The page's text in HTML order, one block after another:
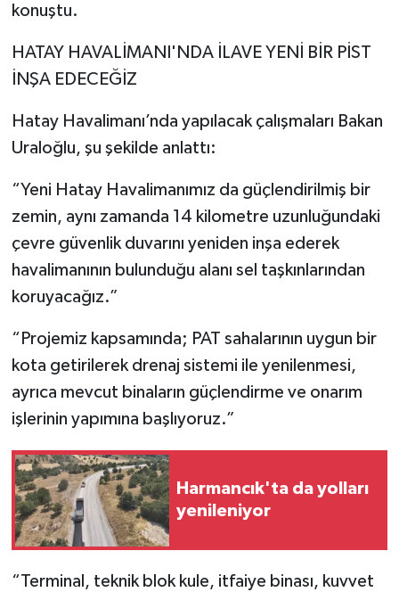
konuştu.
HATAY HAVALİMANI'NDA İLAVE YENİ BİR PİST
İNŞA EDECEĞİZ
Hatay Havalimanı’nda yapılacak çalışmaları Bakan
Uraloğlu, şu şekilde anlattı:
“Yeni Hatay Havalimanımız da güçlendirilmiş bir
zemin, aynı zamanda 14 kilometre uzunluğundaki
çevre güvenlik duvarını yeniden inşa ederek
havalimanının bulunduğu alanı sel taşkınlarından
koruyacağız.”
“Projemiz kapsamında; PAT sahalarının uygun bir
kota getirilerek drenaj sistemi ile yenilenmesi,
ayrıca mevcut binaların güçlendirme ve onarım
işlerinin yapımına başlıyoruz.”
Harmancık'ta da yolları
yenileniyor
“Terminal, teknik blok kule, itfaiye binası, kuvvet